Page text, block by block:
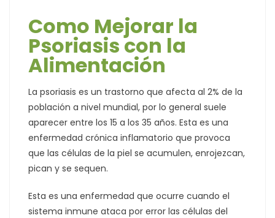
Como Mejorar la
Psoriasis con la
Alimentación
La psoriasis es un trastorno que afecta al 2% de la
población a nivel mundial, por lo general suele
aparecer entre los 15 a los 35 años. Esta es una
enfermedad crónica inflamatorio que provoca
que las células de la piel se acumulen, enrojezcan,
pican y se sequen.
Esta es una enfermedad que ocurre cuando el
sistema inmune ataca por error las células del